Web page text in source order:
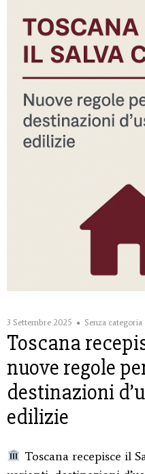
3 Settembre 2025 Senza categoria
Toscana
nuove regole
destinazioni
edilizie
Toscana recepisce il